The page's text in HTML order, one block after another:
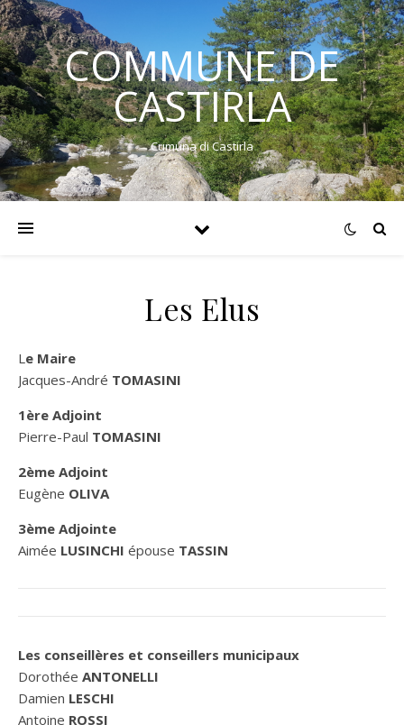
COMMUNE DE
CASTIRLA
Cumuna di Castirla
Les Elus
Le Maire
Jacques-André TOMASINI
1ère Adjoint
Pierre-Paul TOMASINI
2ème Adjoint
Eugène OLIVA
3ème Adjointe
Aimée LUSINCHI épouse TASSIN
Les conseillères et conseillers municipaux
Dorothée ANTONELLI
Damien LESCHI
Antoine ROSSI